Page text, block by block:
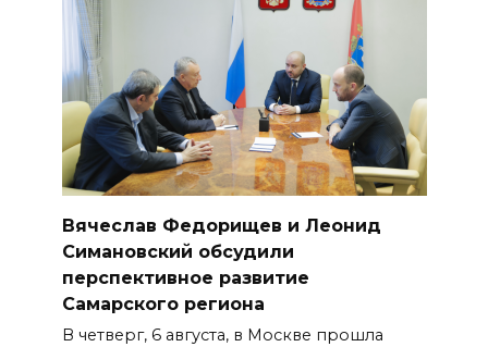
Вячеслав Федорищев и Леонид
Симановский обсудили
перспективное развитие
Самарского региона
В четверг, 6 августа, в Москве прошла